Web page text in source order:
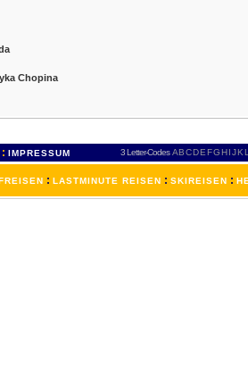
Chopina
: IMPRESSUM 3 Letter-Codes ABCDEFGH IJKL
: LASTMINUTE REISEN : SKIREISEN :